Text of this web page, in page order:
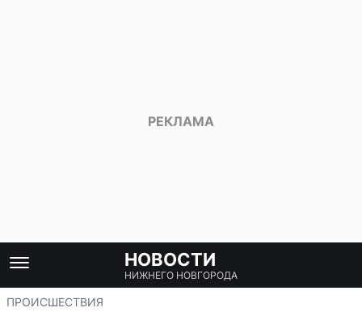
НОВОСТИ
НИЖНЕГО НОВГОРОДА
ПРОИСШЕСТВИЯ